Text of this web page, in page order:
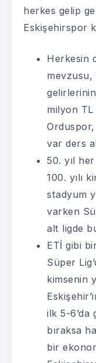
herkes gelip
Eskişehirspor
Herkesin
mevzusu,
milyon TL
var ders
50. yıl
100. yılı
stadyum
varken
alt ligde
ETİ gibi
Süper
kimsenin
ilk 5-6’da
bıraksa
bir